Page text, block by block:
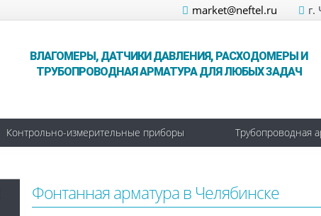
market@neftel.ru г.
ВЛАГОМЕРЫ, ДАТЧИКИ ДАВЛЕНИЯ, РАСХОДОМЕРЫ И
ТРУБОПРОВОДНАЯ АРМАТУРА ДЛЯ ЛЮБЫХ ЗАДАЧ
Контрольно-измерительные приборы Трубопроводная
Фонтанная арматура в Челябинске